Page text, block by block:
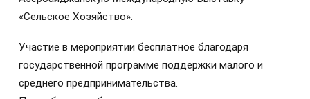
«Сельское Хозяйство».
Участие в мероприятии бесплатное благодаря
государственной программе поддержки малого и
среднего предпринимательства.